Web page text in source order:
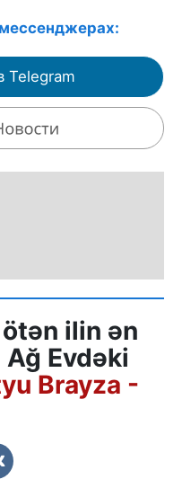
Telegram
ilin ən
Evdəki
Brayza -